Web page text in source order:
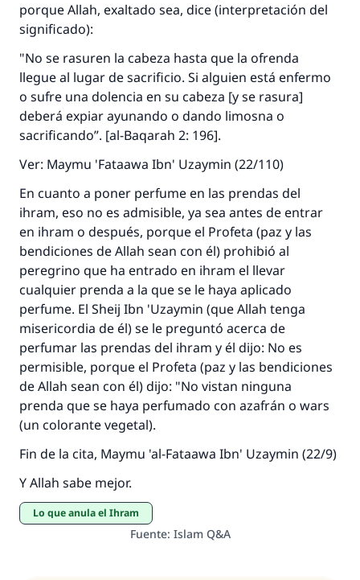
porque Allah, exaltado sea, dice (interpretación del
significado):
"No se rasuren la cabeza hasta que la ofrenda
llegue al lugar de sacrificio. Si alguien está enfermo
o sufre una dolencia en su cabeza [y se rasura]
deberá expiar ayunando o dando limosna o
sacrificando”. [al-Baqarah 2: 196].
Ver: Maymu 'Fataawa Ibn' Uzaymin (22/110)
En cuanto a poner perfume en las prendas del
ihram, eso no es admisible, ya sea antes de entrar
en ihram o después, porque el Profeta (paz y las
bendiciones de Allah sean con él) prohibió al
peregrino que ha entrado en ihram el llevar
cualquier prenda a la que se le haya aplicado
perfume. El Sheij Ibn 'Uzaymin (que Allah tenga
misericordia de él) se le preguntó acerca de
perfumar las prendas del ihram y él dijo: No es
permisible, porque el Profeta (paz y las bendiciones
de Allah sean con él) dijo: "No vistan ninguna
prenda que se haya perfumado con azafrán o wars
(un colorante vegetal).
Fin de la cita, Maymu 'al-Fataawa Ibn' Uzaymin (22/9)
Y Allah sabe mejor.
Lo que anula el Ihram
Fuente: Islam Q&A
(MUSLIM, 1893)
Contribuir